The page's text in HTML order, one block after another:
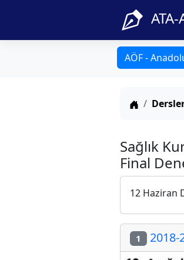
AÖF -
Anasayfa
Sağlık
Final
12 Haziran
1 2018-